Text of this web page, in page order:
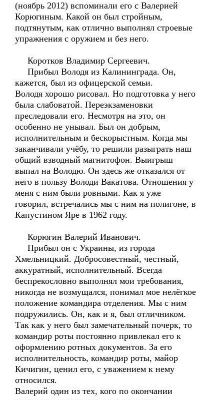
(ноябрь 2012) вспоминали его с Валерией
Корюгиным. Какой он был стройным,
подтянутым, как отлично выполнял строевые
упражнения с оружием и без него.
Коротков Владимир Сергеевич.
Прибыл Володя из Калининграда. Он,
кажется, был из офицерской семьи.
Володя хорошо рисовал. Но подготовка у него
была слабоватой. Переэкзаменовки
преследовали его. Несмотря на это, он
особенно не унывал. Был он добрым,
исполнительным и бескорыстным. Когда мы
заканчивали учёбу, то решили разыграть наш
общий взводный магнитофон. Выигрыш
выпал на Володю. Он здесь же отказался от
него в пользу Володи Вакатова. Отношения у
меня с ним были ровными. Как я уже
говорил, встречались мы с ним на полигоне, в
Капустином Яре в 1962 году.
Корюгин Валерий Иванович.
Прибыл он с Украины, из города
Хмельницкий. Добросовестный, честный,
аккуратный, исполнительный. Всегда
беспрекословно выполнял мои требования,
никогда не возмущался, понимал мое нелёгкое
положение командира отделения. Мы с ним
подружились. Он, как и я, был отличником.
Так как у него был замечательный почерк, то
командир роты постоянно привлекал его к
оформлению ротных документов. За его
исполнительность, командир роты, майор
Кичигин, ценил его, с уважением к нему
относился.
Валерий один из тех, кого по окончании